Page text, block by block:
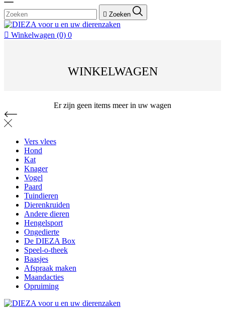
 Zoeken
 Winkelwagen (0) 0
WINKELWAGEN
Er zijn geen items meer in uw wagen
Vers vlees
Hond
Kat
Knager
Vogel
Paard
Tuindieren
Dierenkruiden
Andere dieren
Hengelsport
Ongedierte
De DIEZA Box
Speel-o-theek
Baasjes
Afspraak maken
Maandacties
Opruiming